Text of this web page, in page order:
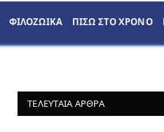
ΦΙΛΟΖΩΙΚΑ ΠΙΣΩ ΣΤΟ ΧΡΟΝΟ
ΤΕΛΕΥΤΑΙΑ ΑΡΘΡΑ